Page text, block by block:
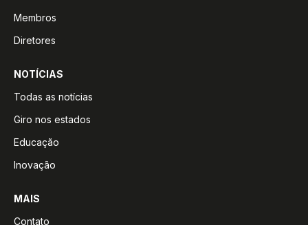
Membros
Diretores
NOTÍCIAS
Todas as notícias
Giro nos estados
Educação
Inovação
MAIS
Contato